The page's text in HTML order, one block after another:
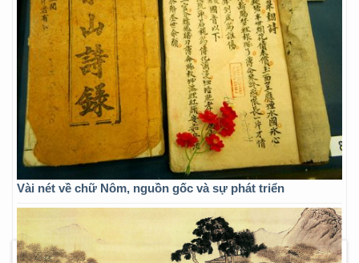
Vài nét về chữ Nôm, nguồn gốc và sự phát triển